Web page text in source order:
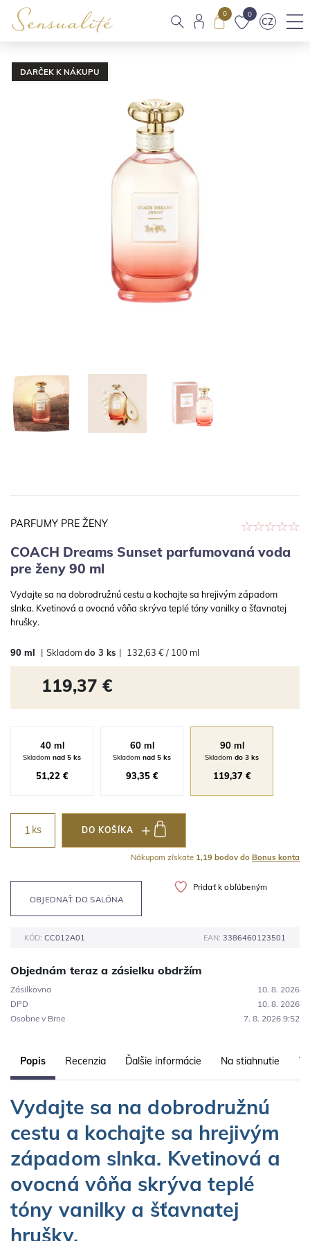
0 0
CZ
DARČEK K NÁKUPU
PARFUMY PRE ŽENY
COACH Dreams Sunset parfumovaná voda
pre ženy 90 ml
Vydajte sa na dobrodružnú cestu a kochajte sa hrejivým západom
slnka. Kvetinová a ovocná vôňa skrýva teplé tóny vanilky a šťavnatej
hrušky.
90 ml | Skladomdo 3 ks | 132,63 € / 100 ml
119,37 €
40 ml
Skladom nad 5 ks
51,22 €
60 ml
Skladom nad 5 ks
93,35 €
90 ml
Skladom do 3 ks
119,37 €
OBJEDNAŤ DO SALÓNA
Pridať k obľúbeným
ks DO KOŠÍKA
Nákupom získate 1,19 bodov do Bonus konta
KÓD: CC012A01 EAN: 3386460123501
Objednám teraz a zásielku obdržím
Zásilkovna
10. 8. 2026
DPD
10. 8. 2026
Osobne v Brne
7. 8. 2026 9:52
Popis Recenzia Ďalšie informácie Na stiahnutie
Vydajte sa na dobrodružnú
cestu a kochajte sa hrejivým
západom slnka. Kvetinová a
ovocná vôňa skrýva teplé
tóny vanilky a šťavnatej
hrušky.